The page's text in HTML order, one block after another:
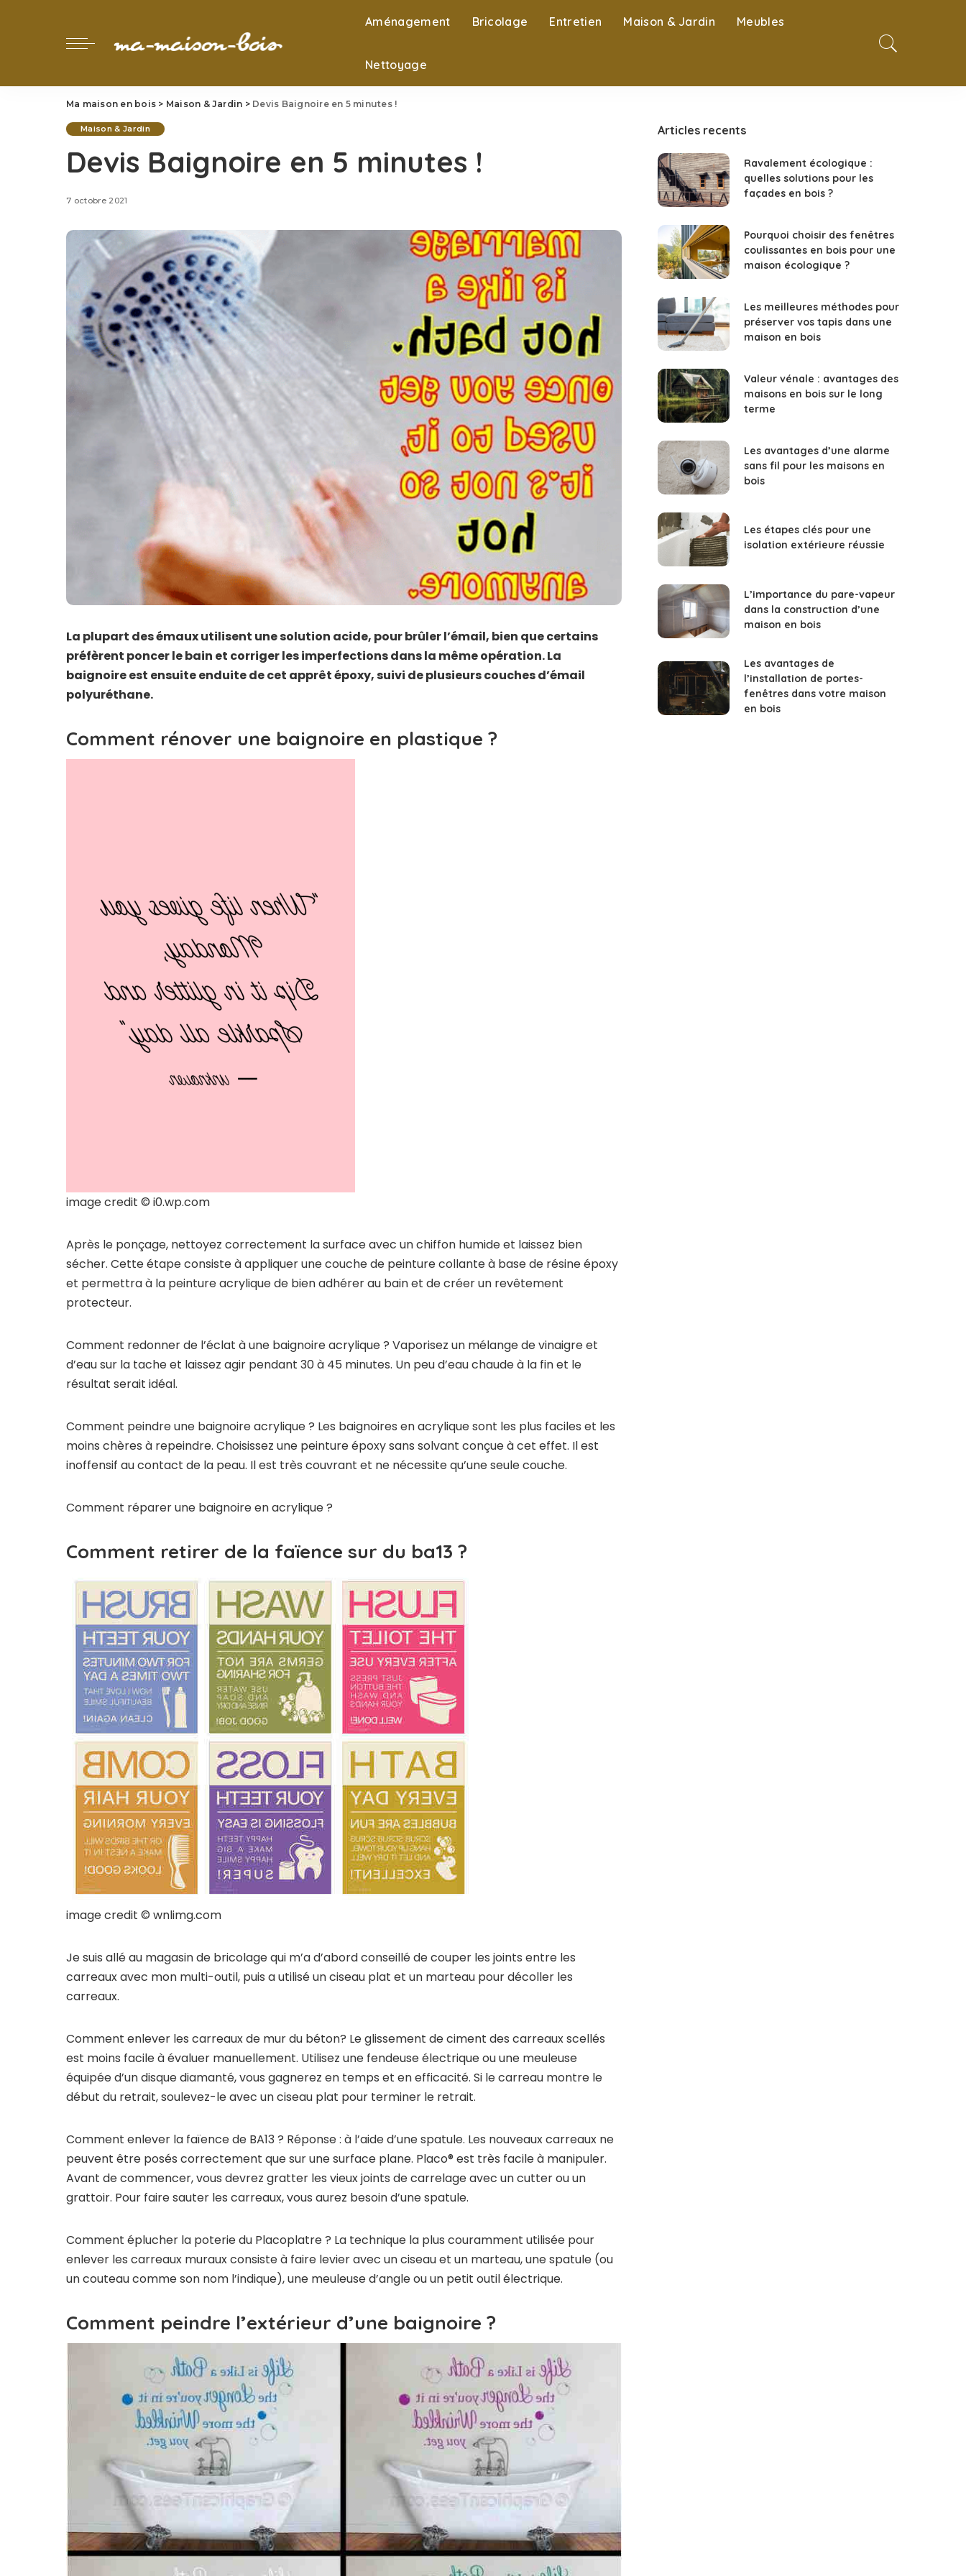
Aménagement Bricolage Entretien Maison & Jardin Meubles
Nettoyage
Ma maison en bois > Maison & Jardin > Devis Baignoire en 5 minutes !
Maison & Jardin
Devis Baignoire en 5 minutes !
7 octobre 2021
La plupart des émaux utilisent une solution acide, pour brûler l’émail, bien que certains
préfèrent poncer le bain et corriger les imperfections dans la même opération. La
baignoire est ensuite enduite de cet apprêt époxy, suivi de plusieurs couches d’émail
polyuréthane.
Comment rénover une baignoire en plastique ?
image credit © i0.wp.com
Après le ponçage, nettoyez correctement la surface avec un chiffon humide et laissez bien
sécher. Cette étape consiste à appliquer une couche de peinture collante à base de résine époxy
et permettra à la peinture acrylique de bien adhérer au bain et de créer un revêtement
protecteur.
Comment redonner de l’éclat à une baignoire acrylique ? Vaporisez un mélange de vinaigre et
d’eau sur la tache et laissez agir pendant 30 à 45 minutes. Un peu d’eau chaude à la fin et le
résultat serait idéal.
Comment peindre une baignoire acrylique ? Les baignoires en acrylique sont les plus faciles et les
moins chères à repeindre. Choisissez une peinture époxy sans solvant conçue à cet effet. Il est
inoffensif au contact de la peau. Il est très couvrant et ne nécessite qu’une seule couche.
Comment réparer une baignoire en acrylique ?
Comment retirer de la faïence sur du ba13 ?
image credit © wnlimg.com
Je suis allé au magasin de bricolage qui m’a d’abord conseillé de couper les joints entre les
carreaux avec mon multi-outil, puis a utilisé un ciseau plat et un marteau pour décoller les
carreaux.
Comment enlever les carreaux de mur du béton? Le glissement de ciment des carreaux scellés
est moins facile à évaluer manuellement. Utilisez une fendeuse électrique ou une meuleuse
équipée d’un disque diamanté, vous gagnerez en temps et en efficacité. Si le carreau montre le
début du retrait, soulevez-le avec un ciseau plat pour terminer le retrait.
Comment enlever la faïence de BA13 ? Réponse : à l’aide d’une spatule. Les nouveaux carreaux ne
peuvent être posés correctement que sur une surface plane. Placo® est très facile à manipuler.
Avant de commencer, vous devrez gratter les vieux joints de carrelage avec un cutter ou un
grattoir. Pour faire sauter les carreaux, vous aurez besoin d’une spatule.
Comment éplucher la poterie du Placoplatre ? La technique la plus couramment utilisée pour
enlever les carreaux muraux consiste à faire levier avec un ciseau et un marteau, une spatule (ou
un couteau comme son nom l’indique), une meuleuse d’angle ou un petit outil électrique.
Comment peindre l’extérieur d’une baignoire ?
Articles recents
Ravalement écologique :
quelles solutions pour les
façades en bois ?
Pourquoi choisir des fenêtres
coulissantes en bois pour une
maison écologique ?
Les meilleures méthodes pour
préserver vos tapis dans une
maison en bois
Valeur vénale : avantages des
maisons en bois sur le long
terme
Les avantages d’une alarme
sans fil pour les maisons en
bois
Les étapes clés pour une
isolation extérieure réussie
L’importance du pare-vapeur
dans la construction d’une
maison en bois
Les avantages de
l’installation de portes-
fenêtres dans votre maison
en bois